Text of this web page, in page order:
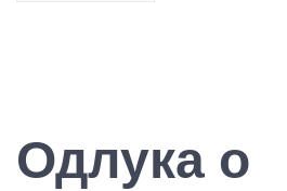
Одлука о